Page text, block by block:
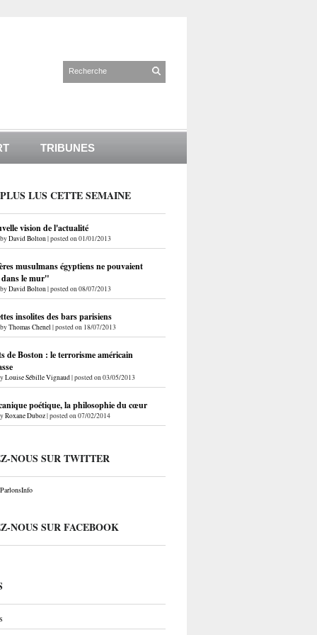
TRIBUNES
LUS CETTE SEMAINE
vision de l'actualité
byDavid Bolton|posted on 01/01/2013
musulmans égyptiens ne pouvaient
dans le mur"
byDavid Bolton|posted on 08/07/2013
insolites des bars parisiens
byThomas Chenel |posted on 18/07/2013
de Boston : le terrorisme américain
Louise Sébille Vignaud|posted on 03/05/2013
poétique, la philosophie du cœur
Roxane Duboz|posted on 07/02/2014
NOUS SUR TWITTER
NOUS SUR FACEBOOK